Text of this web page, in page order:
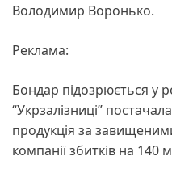
Володимир Воронько.
Реклама:
Бондар підозрюється у
“Укрзалізниці”
продукція за
компанії збитків на 140